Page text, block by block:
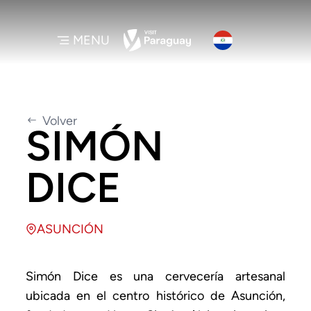
MENU
Volver
SIMÓN
DICE
ASUNCIÓN
Simón Dice es una cervecería artesanal
ubicada en el centro histórico de Asunción,